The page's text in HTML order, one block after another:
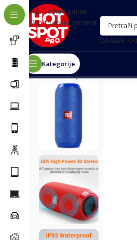
Skip to navigation
Skip to main content
ODABERI
Kategorije
Почетна/Oprema za